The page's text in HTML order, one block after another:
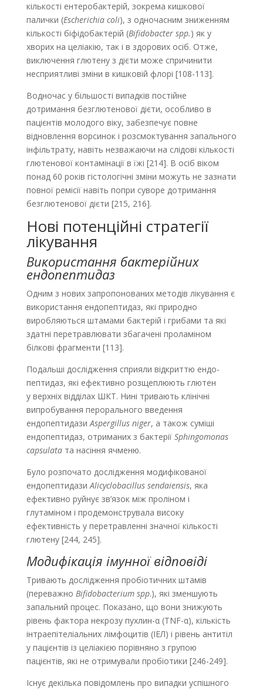
кількості ентеробактерій, зокрема кишкової
палички (Escherichia coli), з одночасним зниженням
кількос­ті біфідобактерій (Bifidobacter spp.) як у
хворих на целіакію, так і в здорових осіб. Отже,
виключення глютену з дієти може спричинити
несприятливі зміни в кишковій флорі [108-113].
Водночас у більшості випадків постійне
дотримання безглютенової дієти, особливо в
пацієнтів молодого віку, забезпечує повне
відновлення ворсинок і розсмоктування запального
інфільтрату, навіть незважаючи на слідові кількості
глютенової контамінації в їжі [214]. В осіб віком
понад 60 років гістологічні зміни можуть не зазнати
повної ремісії навіть попри суворе дотримання
безглютенової дієти [215, 216].
Нові потенційні стратегії
лікування
Використання бактерійних
ендопептидаз
Одним з нових запропонованих методів лікування є
використання ендопептидаз, які природно
виробляються штамами бактерій і грибами та які
здатні перетравлювати збагачені проламіном
білкові фрагменти [113].
Подальші дослідження сприяли відкриттю ендо­
пептидаз, які ефективно розщеплюють глютен
у верхніх відділах ШКТ. Нині тривають клінічні
випробування перорального введення
ендопептидазиAspergillus niger, а також суміші
ендопептидаз, отриманих з бактерії Sphingomonas
capsulata та насіння ячменю.
Було розпочато дослідження модифікованої
ендопептидазиAlicyclobacillus sendaiensis, яка
ефективно руйнує зв’язок між проліном і
глутаміном і продемонструвала високу
ефективність у перетравленні значної кількості
глютену [244, 245].
Модифікація імунної відповіді
Тривають дослідження пробіотичних штамів
(переважно Bifidobacterium spp.), які зменшують
запальний процес. Показано, що вони знижують
рівень фактора некрозу пухлин-α (TNF-α), кількість
інтраепітеліальних лімфоцитів (ІЕЛ) і рівень анти­тіл
у пацієнтів із целіакією порівняно з групою
пацієнтів, які не отримували пробіотики [246-249].
Існує декілька повідомлень про випадки успішного